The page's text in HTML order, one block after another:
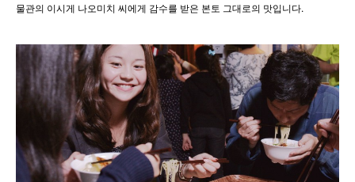
물관의 이시게 나오미치 씨에게 감수를 받은 본토 그대로의 맛입니다.